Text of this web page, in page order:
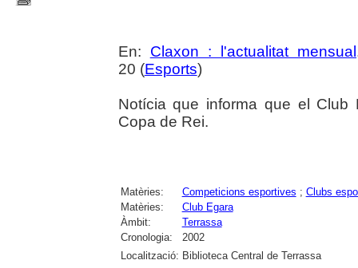
En: Claxon : l'actualitat mensual
20 (Esports)
Notícia que informa que el
Copa de Rei.
Matèries: Competicions esportives ; Clubs
Matèries:
Club Egara
Àmbit:
Terrassa
Cronologia:
2002
Localització: Biblioteca Central de Terrassa